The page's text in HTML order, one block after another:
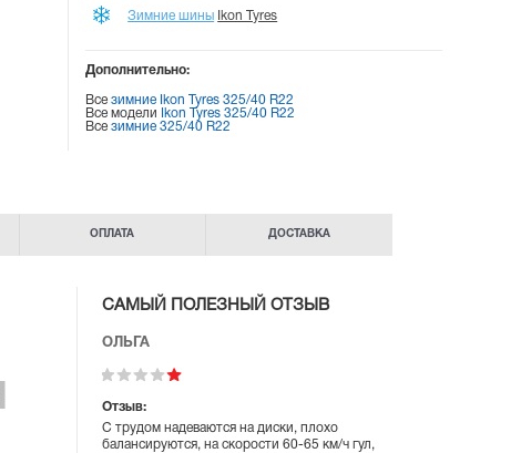
Зимние шины Ikon Tyres
Дополнительно:
Всезимние Ikon Tyres 325/40 R22
Все модели
Ikon Tyres 325/40 R22
Всезимние 325/40 R22
ОПЛАТА ДОСТАВКА
САМЫЙ ПОЛЕЗНЫЙ ОТЗЫВ
ОЛЬГА
Отзыв:
С трудом надеваются на диски, плохо
балансируются, на скорости 60-65 км/ч гул,